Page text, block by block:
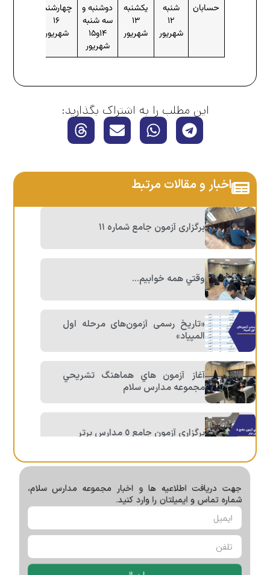
حسابان
شنبه
۱۲
شهریور
یکشنبه
۱۳
شهریور
دوشنبه و
سه شنبه
۱۴و۱۵
شهریور
چهارشنبه
۱۶
شهریور
این مطلب را به اشتراک بگذارید:
اخبار و مقالات مرتبط
برگزاری آزمون جامع شماره ١١
وقتي همه خوابيم…
«تاریخ رسمی آزمون‌های مرحله اول
المپیاد»
آغاز آزمون هاي هماهنگ تشريحي
مجموعه مدارس سلام
برگزاري آزمون جامع ٥ مدارس برتر
كلاس هاي فرهنگي مهارتي تابستان
دوازدهمین جشنواره فرهنگی و هنری
جهت دریافت اطلاعیه ها و اخبار مجموعه مدارس سلام،
شماره تماس و ایمیلتان را وارد کنید.